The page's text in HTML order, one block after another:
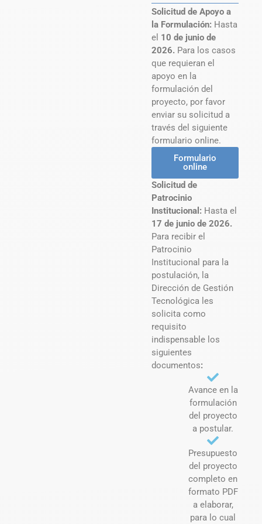
Solicitud de Apoyo a
la Formulación: Hasta
el 10 de junio de
2026. Para los casos
que requieran el
apoyo en la
formulación del
proyecto, por favor
enviar su solicitud a
través del siguiente
formulario online.
Formulario
online
Solicitud de
Patrocinio
Institucional: Hasta el
17 de junio de 2026.
Para recibir el
Patrocinio
Institucional para la
postulación, la
Dirección de Gestión
Tecnológica les
solicita como
requisito
indispensable los
siguientes
documentos:
Avance en la
formulación
del proyecto
a postular.
Presupuesto
del proyecto
completo en
formato PDF
a elaborar,
para lo cual